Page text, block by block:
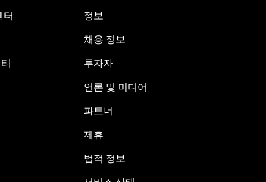
터
정보
채용 정보
투자자
언론 및 미디어
파트너
제휴
법적 정보